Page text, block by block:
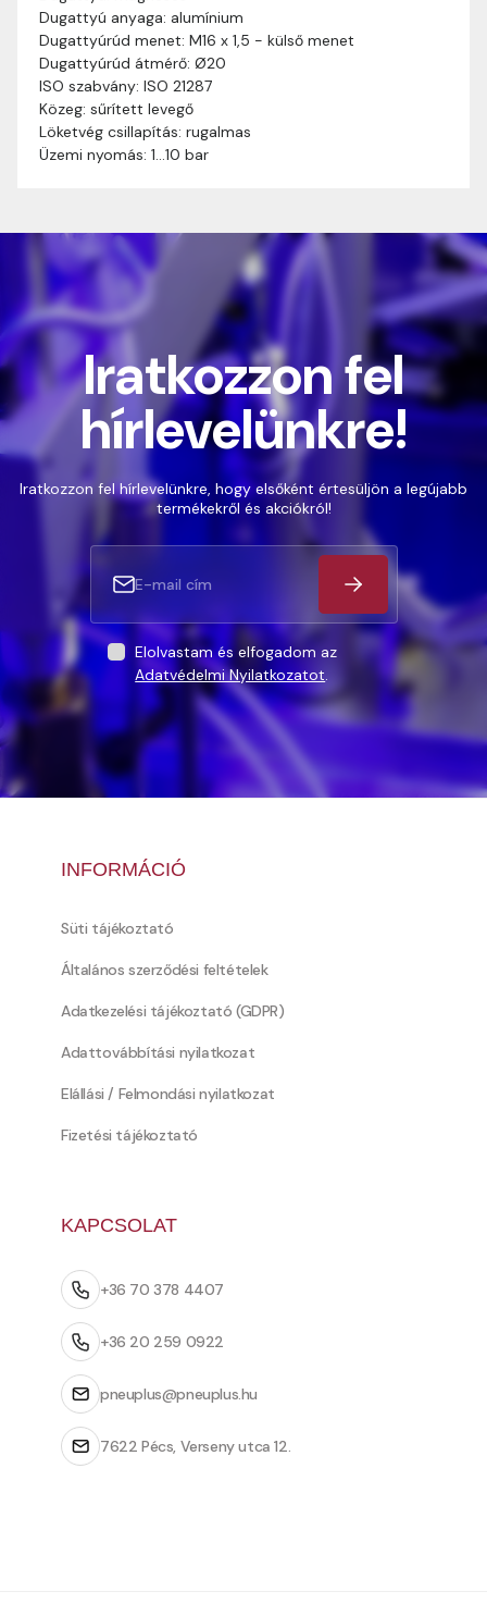
Dugattyú anyaga: alumínium
Dugattyúrúd menet: M16 x 1,5 - külső menet
Dugattyúrúd átmérő: Ø20
ISO szabvány: ISO 21287
Közeg: sűrített levegő
Löketvég csillapítás: rugalmas
Üzemi nyomás: 1…10 bar
ideig tart, előre értesítünk benneteket.
Szállítási díj: A szállítási díj függ a termék súlyától
és a szállítási cím távolságától. A pontos szállítási
díjat a vásárlás folyamata során megtekinthetitek,
mielőtt a rendelést véglegesítitek.
Iratkozzon fel
hírlevelünkre!
Iratkozzon fel hírlevelünkre, hogy elsőként értesüljön a legújabb
termékekről és akciókról!
Elolvastam és elfogadom az
Adatvédelmi Nyilatkozatot.
INFORMÁCIÓ
Süti tájékoztató
Általános szerződési feltételek
Adatkezelési tájékoztató (GDPR)
Adattovábbítási nyilatkozat
Elállási / Felmondási nyilatkozat
Fizetési tájékoztató
KAPCSOLAT
+36 70 378 4407
+36 20 259 0922
pneuplus@pneuplus.hu
7622 Pécs, Verseny utca 12.